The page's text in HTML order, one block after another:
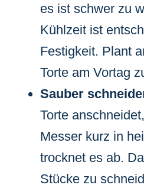
es ist schwer zu
Kühlzeit ist
Festigkeit. Plant
Torte am Vortag
Sauber
Torte
Messer kurz in
trocknet es ab.
Stücke zu